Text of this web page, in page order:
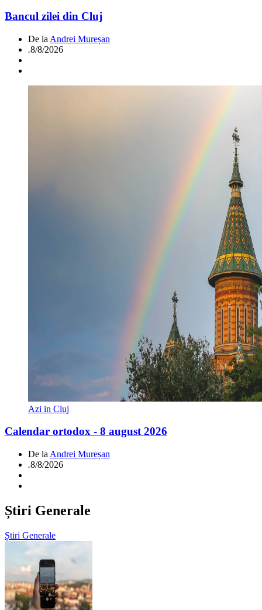
Bancul zilei din Cluj
De la Andrei Mureșan
.8/8/2026
Azi in Cluj
Calendar ortodox - 8 august 2026
De la Andrei Mureșan
.8/8/2026
Știri Generale
Știri Generale